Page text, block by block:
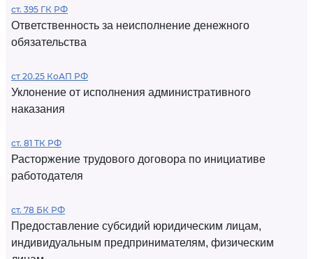
ст. 395 ГК РФ
Ответственность за неисполнение денежного
обязательства
ст 20.25 КоАП РФ
Уклонение от исполнения административного
наказания
ст. 81 ТК РФ
Расторжение трудового договора по инициативе
работодателя
ст. 78 БК РФ
Предоставление субсидий юридическим лицам,
индивидуальным предпринимателям, физическим